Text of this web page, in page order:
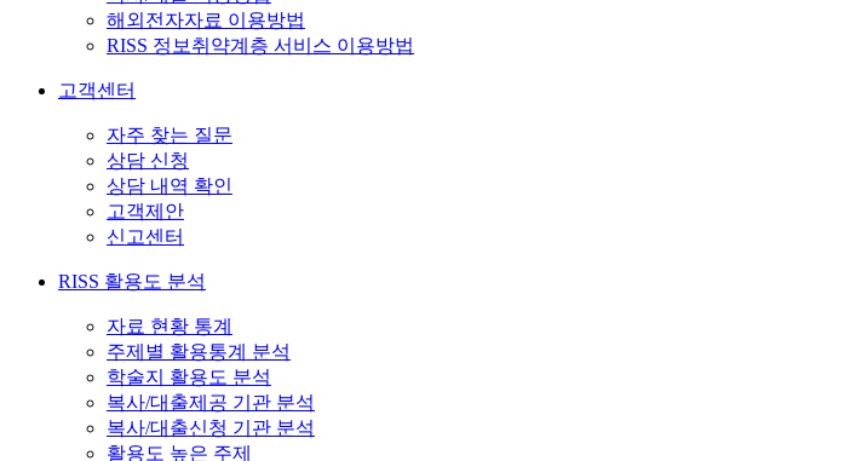
해외전자자료 이용방법
RISS 정보취약계층 서비스 이용방법
고객센터
자주 찾는 질문
상담 신청
상담 내역 확인
고객제안
신고센터
RISS 활용도 분석
자료 현황 통계
주제별 활용통계 분석
학술지 활용도 분석
복사/대출제공 기관 분석
복사/대출신청 기관 분석
활용도 높은 주제